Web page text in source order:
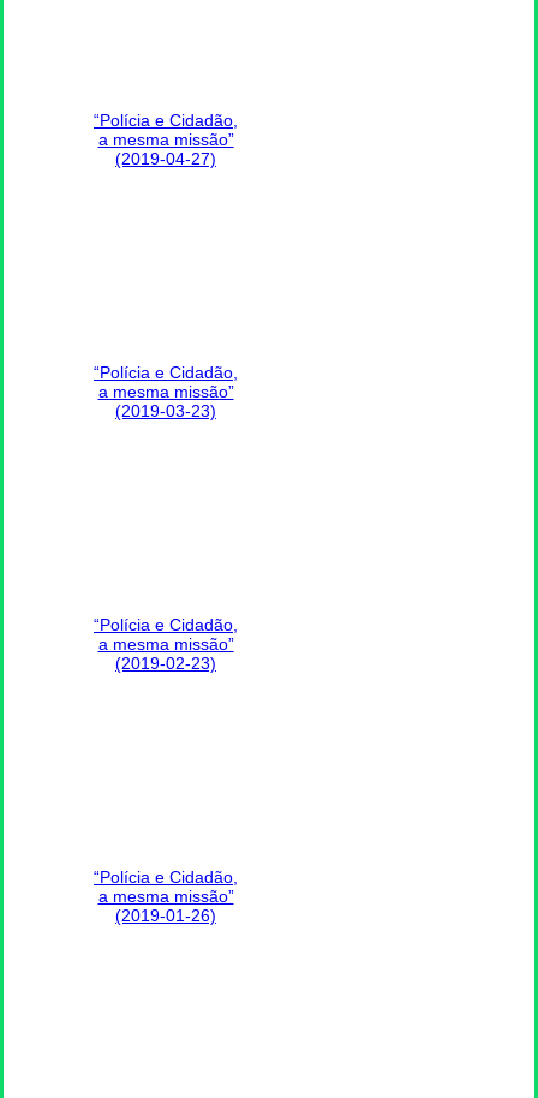
“Polícia e Cidadão,
a mesma missão”
(2019-04-27)
“Polícia e Cidadão,
a mesma missão”
(2019-03-23)
“Polícia e Cidadão,
a mesma missão”
(2019-02-23)
“Polícia e Cidadão,
a mesma missão”
(2019-01-26)